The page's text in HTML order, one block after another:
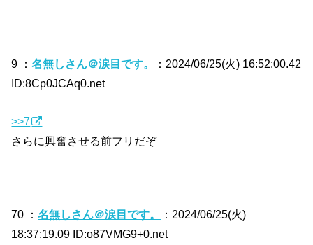
9 ：名無しさん＠涙目です。
：2024/06/25(火) 16:52:00.42
ID:8Cp0JCAq0.net
>>7
さらに興奮させる前フリだぞ
70 ：名無しさん＠涙目です。
：2024/06/25(火)
18:37:19.09 ID:o87VMG9+0.net